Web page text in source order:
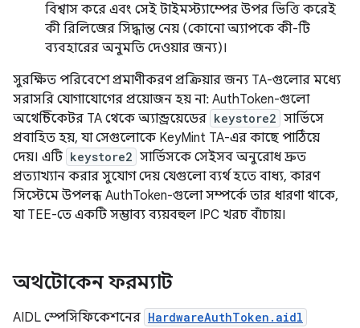
বিশ্বাস করে এবং সেই টাইমস্ট্যাম্পের উপর ভিত্তি করেই
কী রিলিজের সিদ্ধান্ত নেয় (কোনো অ্যাপকে কী-টি
ব্যবহারের অনুমতি দেওয়ার জন্য)।
সুরক্ষিত পরিবেশে প্রমাণীকরণ প্রক্রিয়ার জন্য TA-গুলোর মধ্যে
সরাসরি যোগাযোগের প্রয়োজন হয় না: AuthToken-গুলো
অথেন্টিকেটর TA থেকে অ্যান্ড্রয়েডের keystore2 সার্ভিসে
প্রবাহিত হয়, যা সেগুলোকে KeyMint TA-এর কাছে পাঠিয়ে
দেয়। এটি keystore2 সার্ভিসকে সেইসব অনুরোধ দ্রুত
প্রত্যাখ্যান করার সুযোগ দেয় যেগুলো ব্যর্থ হতে বাধ্য, কারণ
সিস্টেমে উপলব্ধ AuthToken-গুলো সম্পর্কে তার ধারণা থাকে,
যা TEE-তে একটি সম্ভাব্য ব্যয়বহুল IPC খরচ বাঁচায়।
অথটোকেন ফরম্যাট
AIDL স্পেসিফিকেশনের HardwareAuthToken.aidl